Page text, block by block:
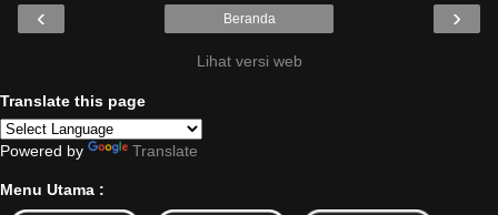
‹ ›
Beranda
Lihat versi web
Translate this page
Powered by Translate
Menu Utama :